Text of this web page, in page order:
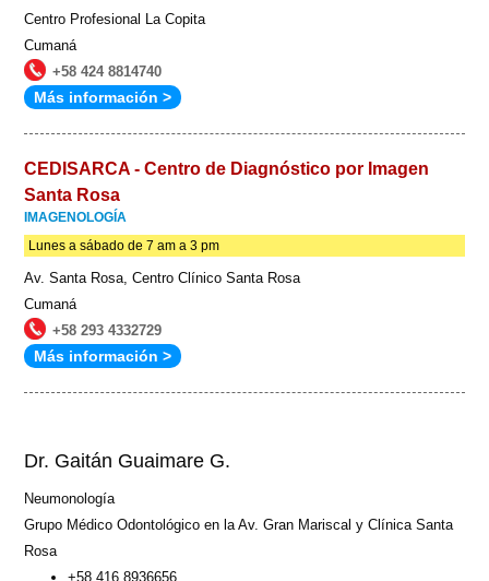
Centro Profesional La Copita
Cumaná
+58 424 8814740
Más información >
CEDISARCA - Centro de Diagnóstico por Imagen
Santa Rosa
IMAGENOLOGÍA
Lunes a sábado de 7 am a 3 pm
Av. Santa Rosa, Centro Clínico Santa Rosa
Cumaná
+58 293 4332729
Más información >
Dr. Gaitán Guaimare G.
Neumonología
Grupo Médico Odontológico en la Av. Gran Mariscal y Clínica Santa
Rosa
+58 416 8936656